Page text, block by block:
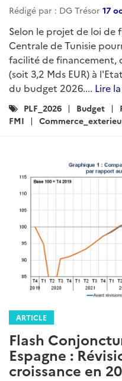
Rédigé par : DG Trésor 17
Selon le projet de loi de
Centrale de Tunisie
facilité de financement,
(soit 3,2 Mds EUR) à
du budget 2026.... Lire
Catégories
:
PLF_2026 Budget
FMI
ARTICLE
Flash
Espagne :
croissance en